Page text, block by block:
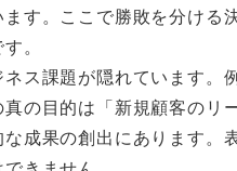
す。ここで勝敗を分ける
。
ス課題が隠れています。
の目的は「新規顧客のリ
成果の創出にあります。